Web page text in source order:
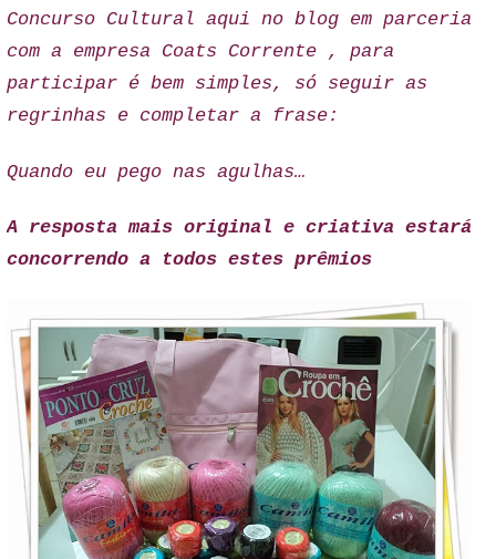
Concurso Cultural aqui no blog em parceria
com a empresa Coats Corrente , para
participar é bem simples, só seguir as
regrinhas e completar a frase:
Quando eu pego nas agulhas…
A resposta mais original e criativa estará
concorrendo a todos estes prêmios